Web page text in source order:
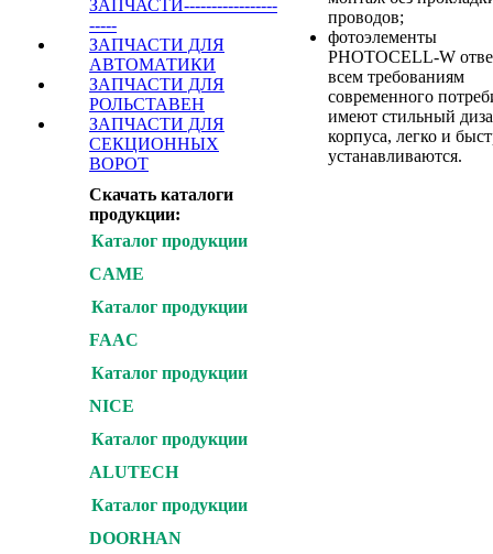
ЗАПЧАСТИ-----------------
-----
ЗАПЧАСТИ ДЛЯ
АВТОМАТИКИ
ЗАПЧАСТИ ДЛЯ
РОЛЬСТАВЕН
ЗАПЧАСТИ ДЛЯ
СЕКЦИОННЫХ
ВОРОТ
Скачать каталоги
продукции:
Каталог продукции
CAME
Каталог продукции
FAAC
Каталог продукции
NICE
Каталог продукции
ALUTECH
Каталог продукции
DOORHAN
проводов;
фотоэлементы
PHOTOCELL-W
всем требованиям
современного
имеют стильный
корпуса, легко и
устанавливаются.